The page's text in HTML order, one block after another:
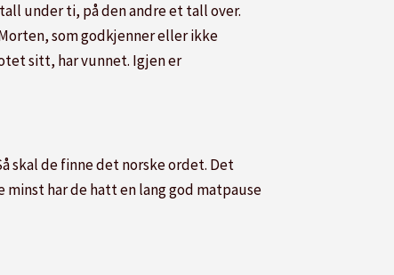
under ti, på den andre et tall over.
som godkjenner eller ikke
sitt, har vunnet. Igjen er
skal de finne det norske ordet. Det
minst har de hatt en lang god matpause